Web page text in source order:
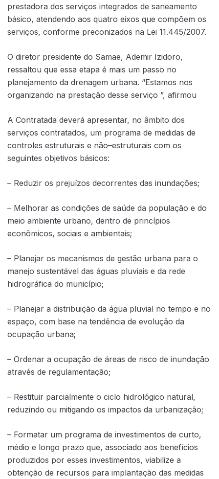
prestadora dos serviços integrados de saneamento
básico, atendendo aos quatro eixos que compõem os
serviços, conforme preconizados na Lei 11.445/2007.
O diretor presidente do Samae, Ademir Izidoro,
ressaltou que essa etapa é mais um passo no
planejamento da drenagem urbana. “Estamos nos
organizando na prestação desse serviço ”, afirmou
A Contratada deverá apresentar, no âmbito dos
serviços contratados, um programa de medidas de
controles estruturais e não–estruturais com os
seguintes objetivos básicos:
– Reduzir os prejuízos decorrentes das inundações;
– Melhorar as condições de saúde da população e do
meio ambiente urbano, dentro de princípios
econômicos, sociais e ambientais;
– Planejar os mecanismos de gestão urbana para o
manejo sustentável das águas pluviais e da rede
hidrográfica do município;
– Planejar a distribuição da água pluvial no tempo e no
espaço, com base na tendência de evolução da
ocupação urbana;
– Ordenar a ocupação de áreas de risco de inundação
através de regulamentação;
– Restituir parcialmente o ciclo hidrológico natural,
reduzindo ou mitigando os impactos da urbanização;
– Formatar um programa de investimentos de curto,
médio e longo prazo que, associado aos benefícios
produzidos por esses investimentos, viabilize a
obtenção de recursos para implantação das medidas